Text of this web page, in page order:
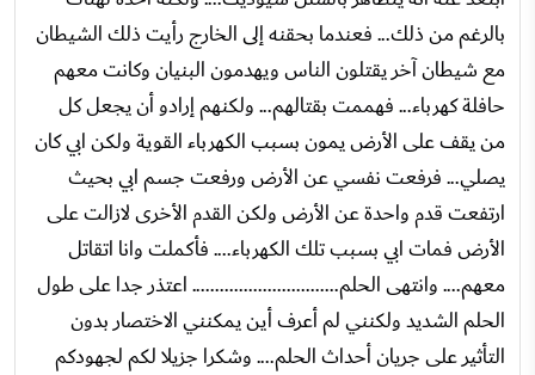
بالرغم من ذلك... فعندما بحقنه إلى الخارج رأيت ذلك الشيطان
مع شيطان آخر يقتلون الناس ويهدمون البنيان وكانت معهم
حافلة كهرباء... فهممت بقتالهم... ولكنهم إرادو أن يجعل كل
من يقف على الأرض يمون بسبب الكهرباء القوية ولكن ابي كان
يصلي... فرفعت نفسي عن الأرض ورفعت جسم ابي بحيث
ارتفعت قدم واحدة عن الأرض ولكن القدم الأخرى لازالت على
الأرض فمات ابي بسبب تلك الكهرباء.... فأكملت وانا اتقاتل
معهم.... وانتهى الحلم............................... اعتذر جدا على طول
الحلم الشديد ولكنني لم أعرف أين يمكنني الاختصار بدون
التأثير على جريان أحداث الحلم.... وشكرا جزيلا لكم لجهودكم